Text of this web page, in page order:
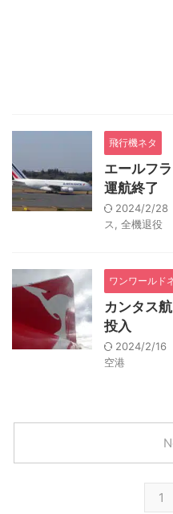
飛行機ネタ
エールフ
運航終了
2024/2/28
ス
全機退役
ワンワールド
カンタス
投入
2024/2/16
空港
1